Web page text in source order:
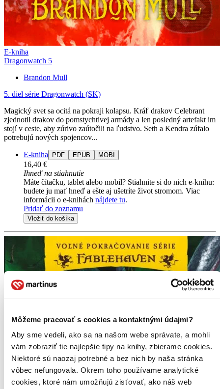
Môžeme pracovať s cookies a kontaktnými údajmi?
Aby sme vedeli, ako sa na našom webe správate, a mohli
vám zobraziť tie najlepšie tipy na knihy, zbierame cookies.
Niektoré sú naozaj potrebné a bez nich by naša stránka
vôbec nefungovala. Okrem toho používame analytické
cookies, ktoré nám umožňujú zisťovať, ako náš web
E-kniha
Dragonwatch 5
Brandon Mull
5. diel série Dragonwatch (SK)
Magický svet sa ocitá na pokraji kolapsu. Kráľ drakov Celebrant
zjednotil drakov do pomstychtivej armády a len posledný artefakt im
stojí v ceste, aby zúrivo zaútočili na ľudstvo. Seth a Kendra zúfalo
potrebujú nových spojencov...
E-kniha PDF EPUB MOBI
16,40 €
Ihneď na stiahnutie
Máte čítačku, tablet alebo mobil? Stiahnite si do nich e-knihu:
budete ju mať hneď a ešte aj ušetríte život stromom. Viac
informácii o e-knihách nájdete tu.
Pridať do zoznamu
Vložiť do košíka